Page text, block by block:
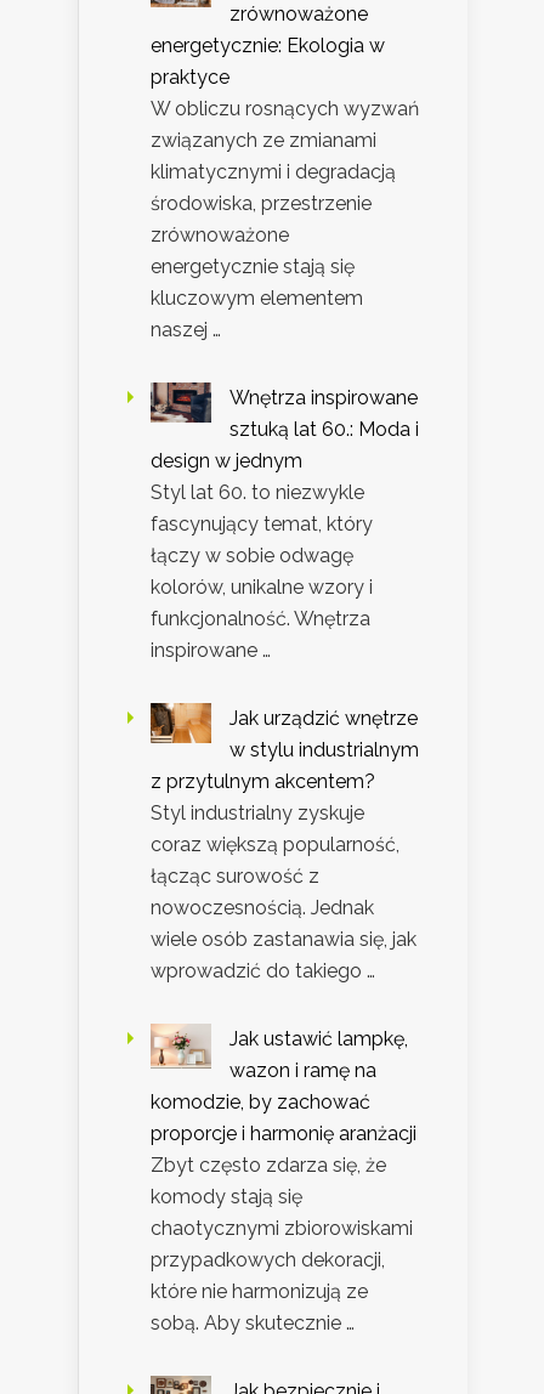
zrównoważone
energetycznie: Ekologia w
praktyce
W obliczu rosnących wyzwań
związanych ze zmianami
klimatycznymi i degradacją
środowiska, przestrzenie
zrównoważone
energetycznie stają się
kluczowym elementem
naszej …
Wnętrza inspirowane
sztuką lat 60.: Moda i
design w jednym
Styl lat 60. to niezwykle
fascynujący temat, który
łączy w sobie odwagę
kolorów, unikalne wzory i
funkcjonalność. Wnętrza
inspirowane …
Jak urządzić wnętrze
w stylu industrialnym
z przytulnym akcentem?
Styl industrialny zyskuje
coraz większą popularność,
łącząc surowość z
nowoczesnością. Jednak
wiele osób zastanawia się, jak
wprowadzić do takiego …
Jak ustawić lampkę,
wazon i ramę na
komodzie, by zachować
proporcje i harmonię aranżacji
Zbyt często zdarza się, że
komody stają się
chaotycznymi zbiorowiskami
przypadkowych dekoracji,
które nie harmonizują ze
sobą. Aby skutecznie …